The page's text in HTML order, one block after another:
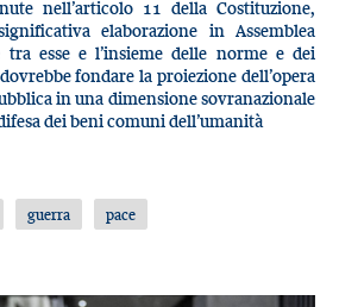
nell’articolo 11 della Costituzione,
elaborazione in Assemblea
esse e l’insieme delle norme e dei
fondare la proiezione dell’opera
in una dimensione sovranazionale
dei beni comuni dell’umanità
guerra pace